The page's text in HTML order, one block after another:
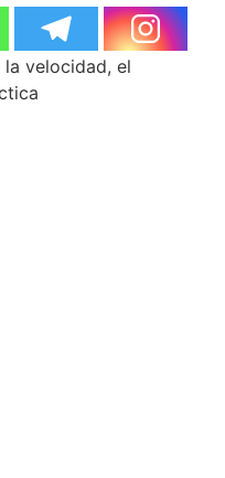
velocidad, el